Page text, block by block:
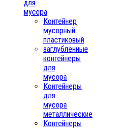
для
мусора
Контейнер
мусорный
пластиковый
заглубленные
контейнеры
для
мусора
Контейнеры
для
мусора
металлические
Контейнеры